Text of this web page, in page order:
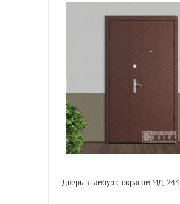
Дверь в тамбур с окрасом МД-244